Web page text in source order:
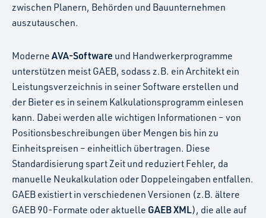
zwischen Planern, Behörden und Bauunternehmen
auszutauschen​.
Moderne AVA-Software und Handwerkerprogramme
unterstützen meist GAEB, sodass z.B. ein Architekt ein
Leistungsverzeichnis in seiner Software erstellen und
der Bieter es in seinem Kalkulationsprogramm einlesen
kann. Dabei werden alle wichtigen Informationen – von
Positionsbeschreibungen über Mengen bis hin zu
Einheitspreisen – einheitlich übertragen. Diese
Standardisierung spart Zeit und reduziert Fehler, da
manuelle Neukalkulation oder Doppeleingaben entfallen.
GAEB existiert in verschiedenen Versionen (z.B. ältere
GAEB 90-Formate oder aktuelle GAEB XML), die alle auf